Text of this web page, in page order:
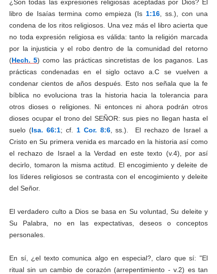
¿Son todas las expresiones religiosas aceptadas por Dios? El
libro de Isaías termina como empieza (Is 1:16 , ss.), con una
condena de los ritos religiosos. Una vez más el libro acierta que
no toda expresión religiosa es válida: tanto la religión marcada
por la injusticia y el robo dentro de la comunidad del retorno
(Hech. 5) como las prácticas sincretistas de los paganos. Las
prácticas condenadas en el siglo octavo a.C se vuelven a
condenar cientos de años después. Esto nos señala que la fe
bíblica no evoluciona tras la historia hacia la tolerancia para
otros dioses o religiones. Ni entonces ni ahora podrán otros
dioses ocupar el trono del SEÑOR: sus pies no llegan hasta el
suelo (Isa. 66:1; cf. 1 Cor. 8:6, ss.). El rechazo de Israel a
Cristo en Su primera venida es marcado en la historia así como
el rechazo de Israel a la Verdad en este texto (v.4), por así
decirlo, tomaron la misma actitud. El encogimiento y deleite de
los líderes religiosos se contrasta con el encogimiento y deleite
del Señor.
El verdadero culto a Dios se basa en Su voluntad, Su deleite y
Su Palabra, no en las expectativas, deseos o conceptos
personales.
En sí, ¿el texto comunica algo en especial?, claro que sí: "El
ritual sin un cambio de corazón (arrepentimiento - v.2) es tan